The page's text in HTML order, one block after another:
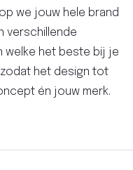
we jouw hele brand
verschillende
welke het beste bij je
zodat het design tot
én jouw merk.